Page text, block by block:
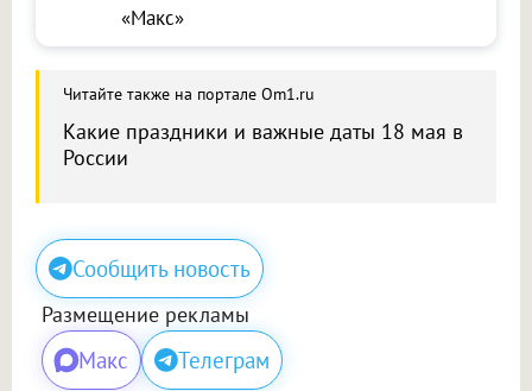
«Макс»
Читайте также на портале Om1.ru
Какие праздники и важные даты 18 мая в
России
Сообщить новость
Размещение рекламы
Макс Телеграм